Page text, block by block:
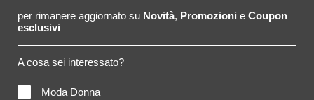
per rimanere aggiornato su Novità, Promozioni e Coupon
esclusivi
A cosa sei interessato?
Moda Donna